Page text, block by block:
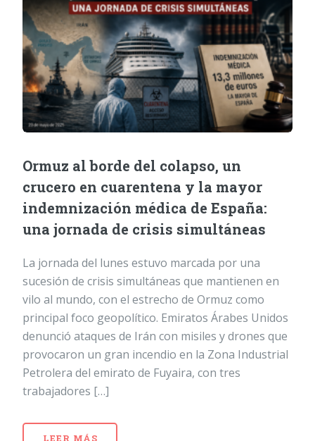
Ormuz al borde del colapso, un
crucero en cuarentena y la mayor
indemnización médica de España:
una jornada de crisis simultáneas
La jornada del lunes estuvo marcada por una
sucesión de crisis simultáneas que mantienen en
vilo al mundo, con el estrecho de Ormuz como
principal foco geopolítico. Emiratos Árabes Unidos
denunció ataques de Irán con misiles y drones que
provocaron un gran incendio en la Zona Industrial
Petrolera del emirato de Fuyaira, con tres
trabajadores […]
LEER MÁS